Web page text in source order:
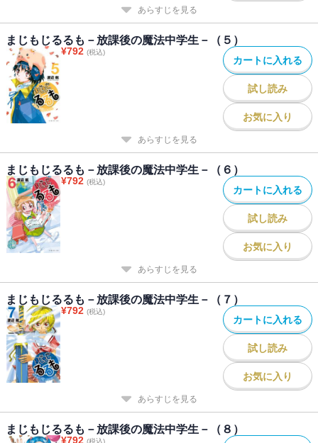
あらすじを見る
まじもじるるも－放課後の魔法中学生－（５）
¥792 (税込)
カートに入れる
試し読み
お気に入り
あらすじを見る
まじもじるるも－放課後の魔法中学生－（６）
¥792 (税込)
カートに入れる
試し読み
お気に入り
あらすじを見る
まじもじるるも－放課後の魔法中学生－（７）
¥792 (税込)
カートに入れる
試し読み
お気に入り
あらすじを見る
まじもじるるも－放課後の魔法中学生－（８）
¥792 (税込)